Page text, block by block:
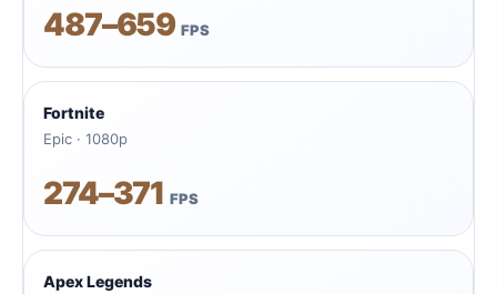
487–659FPS
Fortnite
Epic · 1080p
274–371FPS
Apex Legends